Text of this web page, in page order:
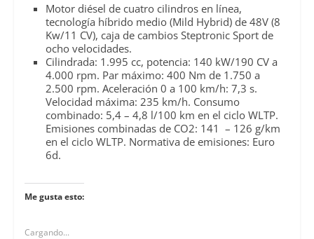
Motor diésel de cuatro cilindros en línea,
tecnología híbrido medio (Mild Hybrid) de 48V (8
Kw/11 CV), caja de cambios Steptronic Sport de
ocho velocidades.
Cilindrada: 1.995 cc, potencia: 140 kW/190 CV a
4.000 rpm. Par máximo: 400 Nm de 1.750 a
2.500 rpm. Aceleración 0 a 100 km/h: 7,3 s.
Velocidad máxima: 235 km/h. Consumo
combinado: 5,4 – 4,8 l/100 km en el ciclo WLTP.
Emisiones combinadas de CO2: 141 – 126 g/km
en el ciclo WLTP. Normativa de emisiones: Euro
6d.
Me gusta esto:
Cargando...